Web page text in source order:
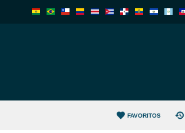
FAVORITOS